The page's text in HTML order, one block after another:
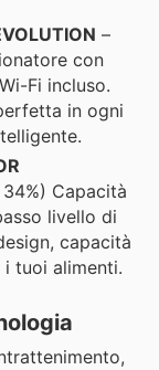
–
con
Fi incluso.
in ogni
Capacità
livello di
capacità
tuoi alimenti.